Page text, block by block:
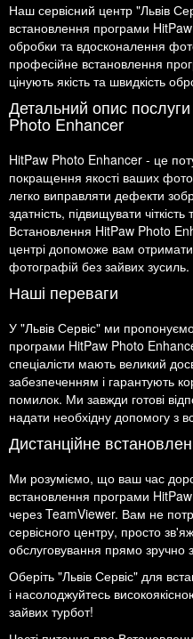
Наш сервісний центр "Львів
встановлення програми
обробки та вдосконалення
професійне встановлення
цінують якість та швидкість
Детальний опис
Photo Enhancer
HitPaw Photo Enhancer - це
покращення якості ваших
легко виправляти дефекти
здатність, підвищувати
Встановлення HitPaw Photo
центрі допоможе вам
фотографій без зайвих зусиль.
Наші переваги
У "Львів Сервіс" ми
програми HitPaw Photo
спеціалісти мають великий
забезпеченням і гарантують
помилок. Ми завжди готові
надати необхідну допомогу з
Дистанційне
Ми розуміємо, що ваш час
встановлення програми
через TeamViewer. Вам не
сервісного центру, просто
обслуговування прямо зручно
Оберіть "Львів Сервіс" для
і насолоджуйтесь
зайвих турбот!